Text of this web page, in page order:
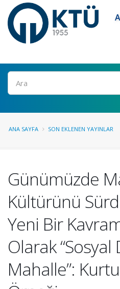
Ara
ANA SAYFA SON EKLENEN YAYINLAR
Günümüzde
Kültürünü
Yeni Bir
Olarak “Sosyal
Mahalle”: